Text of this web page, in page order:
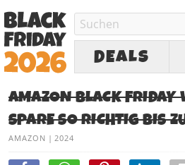
DEALS
AMAZON BLACK FRIDAY
SPARE SO RICHTIG BIS
AMAZON | 2024